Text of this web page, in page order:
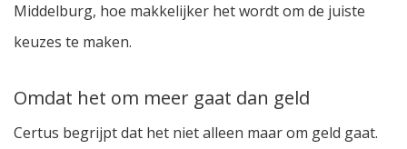
Middelburg, hoe makkelijker het wordt om de juiste
keuzes te maken.
Omdat het om meer gaat dan geld
Certus begrijpt dat het niet alleen maar om geld gaat.